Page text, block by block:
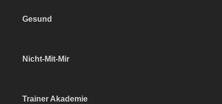
Gesund
Nicht-Mit-Mir
Trainer Akademie